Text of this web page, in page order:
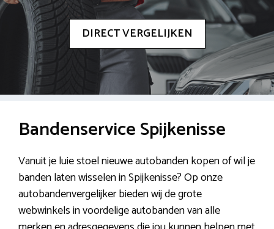
DIRECT VERGELIJKEN
Bandenservice Spijkenisse
Vanuit je luie stoel nieuwe autobanden kopen of wil je
banden laten wisselen in Spijkenisse? Op onze
autobandenvergelijker bieden wij de grote
webwinkels in voordelige autobanden van alle